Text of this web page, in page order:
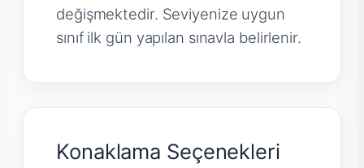
değişmektedir. Seviyenize uygun
sınıf ilk gün yapılan sınavla belirlenir.
Konaklama Seçenekleri